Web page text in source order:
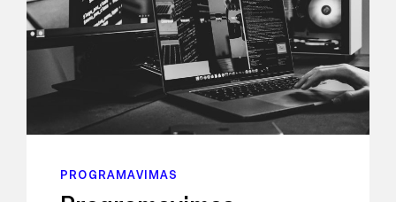
PROGRAMAVIMAS